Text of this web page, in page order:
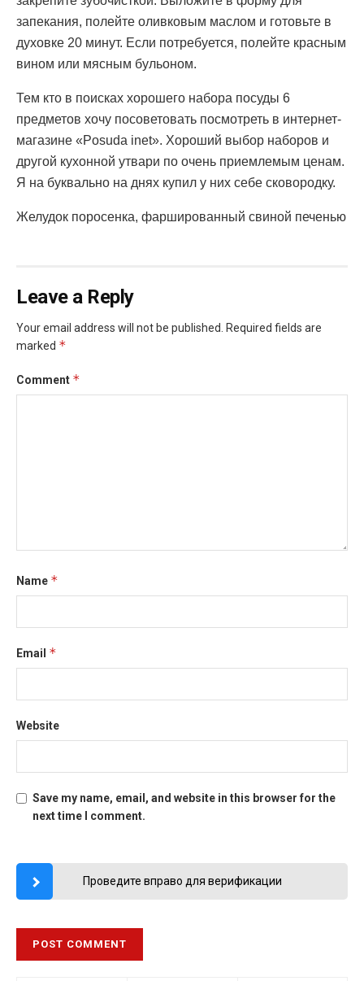
запекания, полейте оливковым маслом и готовьте в
духовке 20 минут. Если потребуется, полейте красным
вином или мясным бульоном.
Тем кто в поисках хорошего набора посуды 6
предметов хочу посоветовать посмотреть в интернет-
магазине «Posuda inet». Хороший выбор наборов и
другой кухонной утвари по очень приемлемым ценам.
Я на буквально на днях купил у них себе сковородку.
Желудок поросенка, фаршированный свиной печенью
Leave a Reply
Your email address will not be published.
Required fields are
marked *
Comment *
Name *
Email *
Website
Save my name, email, and website in this browser for the
next time I comment.
Проведите вправо для верификации